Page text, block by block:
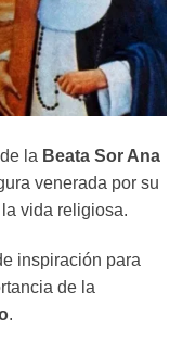
la Beata Sor Ana
venerada por su
vida religiosa.
inspiración para
de la
.